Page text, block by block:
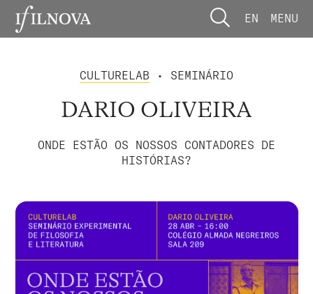
EN MENU
CULTURELAB • SEMINÁRIO
DARIO OLIVEIRA
ONDE ESTÃO OS NOSSOS CONTADORES DE
HISTÓRIAS?